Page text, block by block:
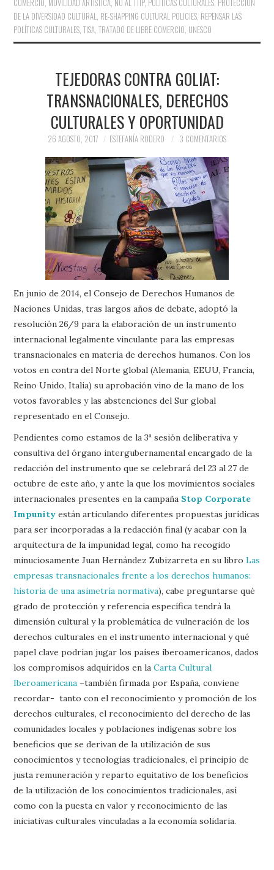
COMERCIO, MOVILIDAD ARTÍSTICA, NO AL TTIP, POLÍTICAS CULTURALES, PROTECCIÓN
DE LA DIVERSIDAD CULTURAL, RE-SHAPPING CULTURAL POLICIES, REPENSAR LAS
POLÍTICAS CULTURALES,TISA,TRATADO DE LIBRE COMERCIO, UNESCO
TEJEDORAS CONTRA GOLIAT:
TRANSNACIONALES, DERECHOS
CULTURALES Y OPORTUNIDAD
26 AGOSTO, 2017 ESTEFANÍA RODERO 3 COMENTARIOS
En junio de 2014, el Consejo de Derechos Humanos de
Naciones Unidas, tras largos años de debate, adoptó la
resolución 26/9 para la elaboración de un instrumento
internacional legalmente vinculante para las empresas
transnacionales en materia de derechos humanos. Con los
votos en contra del Norte global (Alemania, EEUU, Francia,
Reino Unido, Italia) su aprobación vino de la mano de los
votos favorables y las abstenciones del Sur global
representado en el Consejo.
Pendientes como estamos de la 3ª sesión deliberativa y
consultiva del órgano intergubernamental encargado de la
redacción del instrumento que se celebrará del 23 al 27 de
octubre de este año, y ante la que los movimientos sociales
internacionales presentes en la campaña Stop Corporate
Impunity están articulando diferentes propuestas jurídicas
para ser incorporadas a la redacción final (y acabar con la
arquitectura de la impunidad legal, como ha recogido
minuciosamente Juan Hernández Zubizarreta en su libroLas
empresas transnacionales frente a los derechos humanos:
historia de una asimetría normativa), cabe preguntarse qué
grado de protección y referencia específica tendrá la
dimensión cultural y la problemática de vulneración de los
derechos culturales en el instrumento internacional y qué
papel clave podrían jugar los países iberoamericanos, dados
los compromisos adquiridos en laCarta Cultural
Iberoamericana –también firmada por España, conviene
recordar- tanto con el reconocimiento y promoción de los
derechos culturales, el reconocimiento del derecho de las
comunidades locales y poblaciones indígenas sobre los
beneficios que se derivan de la utilización de sus
conocimientos y tecnologías tradicionales, el principio de
justa remuneración y reparto equitativo de los beneficios
de la utilización de los conocimientos tradicionales, así
como con la puesta en valor y reconocimiento de las
iniciativas culturales vinculadas a la economía solidaria.